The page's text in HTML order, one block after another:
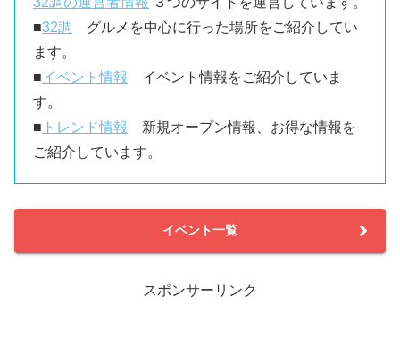
■32調
グルメを中心に行った場所をご紹介してい
ます。
■イベント情報
イベント情報をご紹介していま
す。
■ トレンド情報
新規オープン情報、お得な情報を
ご紹介しています。
イベント一覧
スポンサーリンク